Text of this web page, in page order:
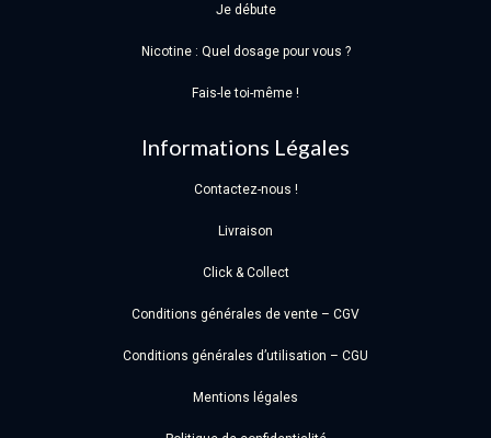
Je débute
Nicotine : Quel dosage pour vous ?
Fais-le toi-même !
Informations Légales
Contactez-nous !
Livraison
Click & Collect
Conditions générales de vente – CGV
Conditions générales d’utilisation – CGU
Mentions légales